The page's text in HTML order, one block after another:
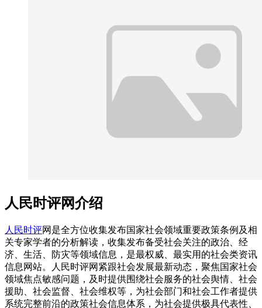
人民时评网介绍
人民时评网是全方位收集发布国家社会领域重要政策条例及相
关专家学者的分析解读，收集发布备受社会关注的政治、经
济、生活、防灾等领域信息，是最权威、最实用的社会类资讯
信息网站。人民时评网紧跟社会发展最新动态，聚焦国家社会
领域焦点敏感问题，及时提供围绕社会服务的社会舆情、社会
援助、社会监督、社会维权等，为社会部门和社会工作者提供
系统完整前沿的政策社会信息体系，为社会提供极具代表性、